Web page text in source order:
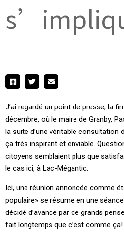
J’ai regardé un point de presse, la
décembre, où le maire de Granby,
la suite d’une véritable consultation
ça très inspirant et enviable.
citoyens semblaient plus que
le cas ici, à Lac-Mégantic.
Ici, une réunion annoncée comme
populaire» se résume en une
décidé d’avance par de grands
fait longtemps que c’est comme ça!